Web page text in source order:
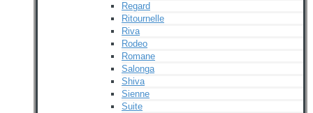
Regard
Ritournelle
Riva
Rodeo
Romane
Salonga
Shiva
Sienne
Suite